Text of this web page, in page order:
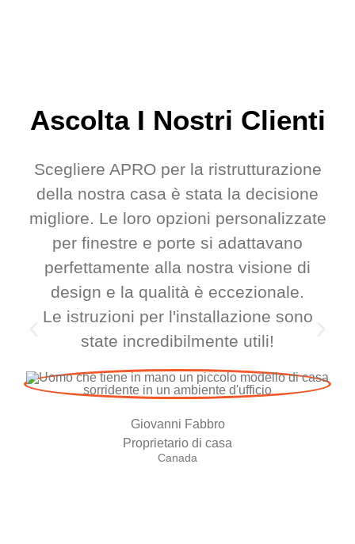
Ascolta I Nostri Clienti
Scegliere APRO per la ristrutturazione
della nostra casa è stata la decisione
migliore. Le loro opzioni personalizzate
per finestre e porte si adattavano
perfettamente alla nostra visione di
design e la qualità è eccezionale.
Le istruzioni per l'installazione sono
state incredibilmente utili!
Giovanni Fabbro
Proprietario di casa
Canada